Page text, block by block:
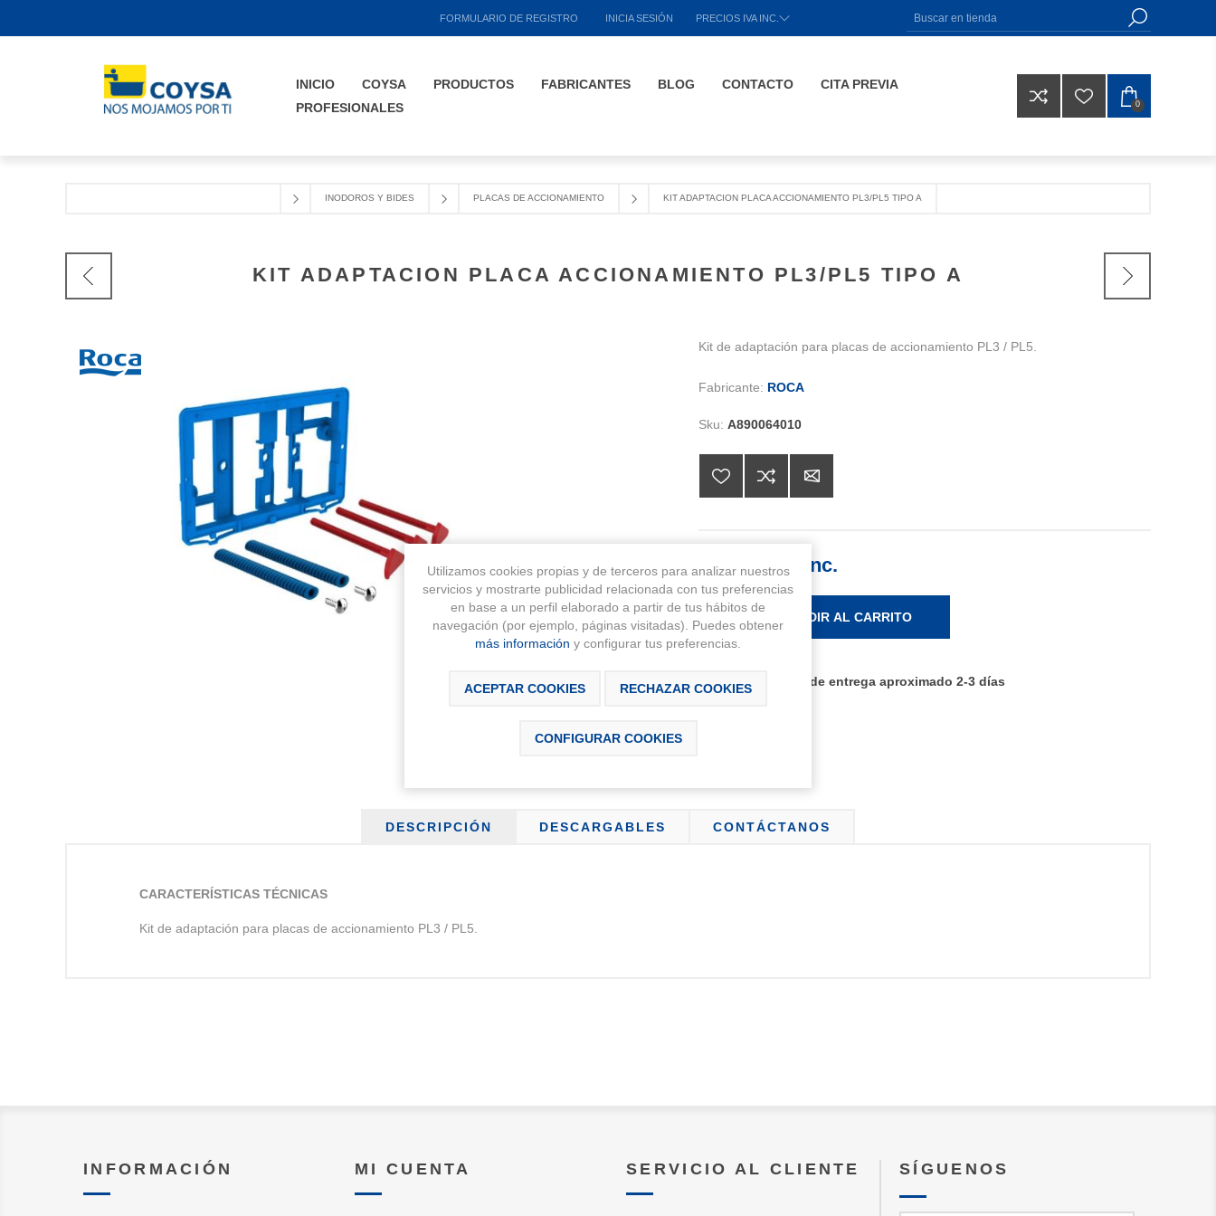
FORMULARIO DE REGISTRO INICIA SESIÓN PRECIOS IVA INC.
INICIO COYSA PRODUCTOS FABRICANTES BLOG CONTACTO
CITA PREVIA
PROFESIONALES
0
INODOROS Y BIDES PLACAS DE ACCIONAMIENTO KIT ADAPTACION PLACA ACCIONAMIENTO PL3/PL5 TIPO A
KIT ADAPTACION PLACA ACCIONAMIENTO PL3/PL5 TIPO A
Kit de adaptación para placas de accionamiento PL3 / PL5.
Fabricante: ROCA
Sku: A890064010
11,62 € IVA Inc.
AÑADIR AL CARRITO
Disponible, plazo de entrega aproximado 2-3 días
DESCRIPCIÓN DESCARGABLES CONTÁCTANOS
CARACTERÍSTICAS TÉCNICAS
Kit de adaptación para placas de accionamiento PL3 / PL5.
INFORMACIÓN MI CUENTA SERVICIO AL CLIENTE SÍGUENOS
Utilizamos cookies propias y de terceros para analizar nuestros
servicios y mostrarte publicidad relacionada con tus preferencias
en base a un perfil elaborado a partir de tus hábitos de
navegación (por ejemplo, páginas visitadas). Puedes obtener
más información y configurar tus preferencias.
ACEPTAR COOKIES RECHAZAR COOKIES
CONFIGURAR COOKIES